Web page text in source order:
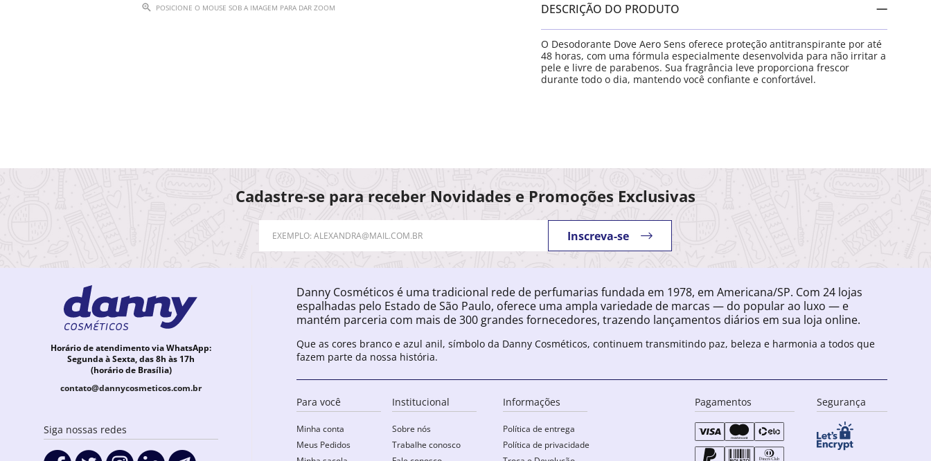
POSICIONE O MOUSE SOB A IMAGEM PARA DAR ZOOM DESCRIÇÃO DO PRODUTO
O Desodorante Dove Aero Sens oferece proteção antitranspirante por até
48 horas, com uma fórmula especialmente desenvolvida para não irritar a
pele e livre de parabenos. Sua fragrância leve proporciona frescor
durante todo o dia, mantendo você confiante e confortável.
Cadastre-se para receber Novidades e Promoções Exclusivas
Inscreva-se
Horário de atendimento via WhatsApp:
Segunda à Sexta, das 8h às 17h
(horário de Brasília)
contato@dannycosmeticos.com.br
Siga nossas redes
Danny Cosméticos é uma tradicional rede de perfumarias fundada em 1978, em Americana/SP. Com 24 lojas
espalhadas pelo Estado de São Paulo, oferece uma ampla variedade de marcas — do popular ao luxo — e
mantém parceria com mais de 300 grandes fornecedores, trazendo lançamentos diários em sua loja online.
Que as cores branco e azul anil, símbolo da Danny Cosméticos, continuem transmitindo paz, beleza e harmonia a todos que
fazem parte da nossa história.
Para você
Minha conta
Meus Pedidos
Institucional
Sobre nós
Trabalhe conosco
Informações
Política de entrega
Política de privacidade
Pagamentos Segurança